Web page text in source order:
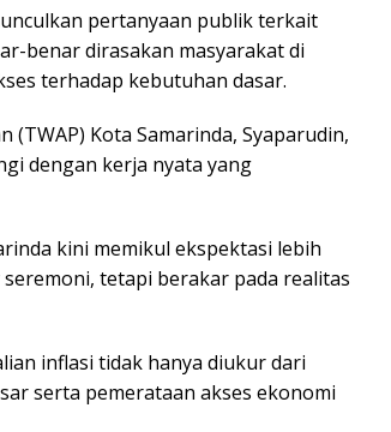
pertanyaan publik terkait
benar dirasakan masyarakat di
terhadap kebutuhan dasar.
Kota Samarinda, Syaparudin,
dengan kerja nyata yang
kini memikul ekspektasi lebih
tetapi berakar pada realitas
inflasi tidak hanya diukur dari
serta pemerataan akses ekonomi